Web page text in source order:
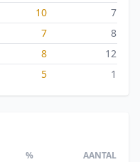
10
7
7
8
8
12
5 1
% AANTAL